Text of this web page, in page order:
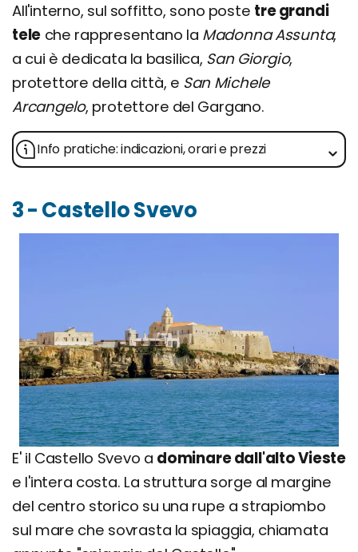
All'interno, sul soffitto, sono poste tre grandi
tele che rappresentano la Madonna Assunta,
a cui è dedicata la basilica, San Giorgio,
protettore della città, e San Michele
Arcangelo, protettore del Gargano.
Info pratiche: indicazioni, orari e prezzi
3 - Castello Svevo
E' il Castello Svevo a dominare dall'alto Vieste
e l'intera costa. La struttura sorge al margine
del centro storico su una rupe a strapiombo
sul mare che sovrasta la spiaggia, chiamata